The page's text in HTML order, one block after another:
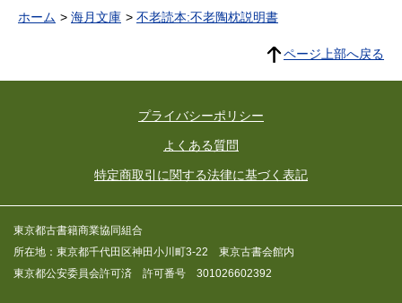
ホーム 海月文庫 不老読本:不老陶枕説明書
ページ上部へ戻る
プライバシーポリシー
よくある質問
特定商取引に関する法律に基づく表記
東京都古書籍商業協同組合
所在地：東京都千代田区神田小川町3-22 東京古書会館内
東京都公安委員会許可済 許可番号 301026602392